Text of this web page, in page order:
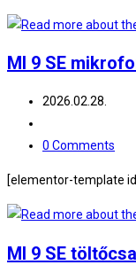
MI 9 SE
2026.02.28.
0 Comments
[elementor-template
MI 9 SE